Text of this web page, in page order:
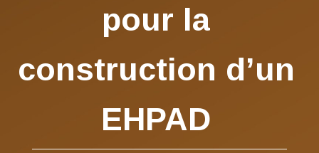
pour la
construction d’un
EHPAD